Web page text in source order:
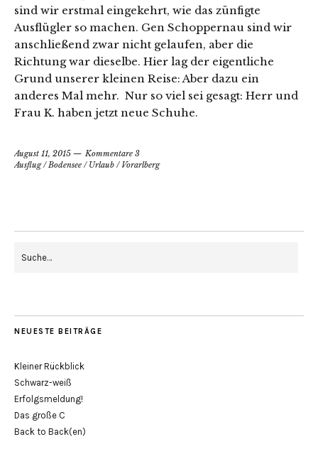
sind wir erstmal eingekehrt, wie das zünfigte
Ausflügler so machen. Gen Schoppernau sind wir
anschließend zwar nicht gelaufen, aber die
Richtung war dieselbe. Hier lag der eigentliche
Grund unserer kleinen Reise: Aber dazu ein
anderes Mal mehr. Nur so viel sei gesagt: Herr und
Frau K. haben jetzt neue Schuhe.
August 11, 2015
Kommentare 3
Ausflug/Bodensee / Urlaub / Vorarlberg
NEUESTE BEITRÄGE
Kleiner Rückblick
Schwarz-weiß
Erfolgsmeldung!
Das große C
Back to Back(en)